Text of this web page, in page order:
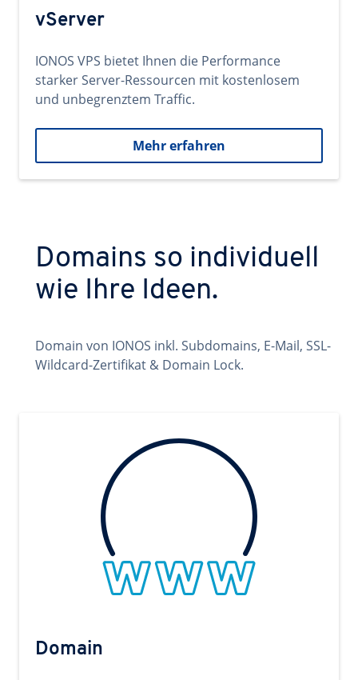
vServer
IONOS VPS bietet Ihnen die Performance
starker Server-Ressourcen mit kostenlosem
und unbegrenztem Traffic.
Mehr erfahren
Domains so individuell
wie Ihre Ideen.
Domain von IONOS inkl. Subdomains, E-Mail, SSL-
Wildcard-Zertifikat & Domain Lock.
Domain